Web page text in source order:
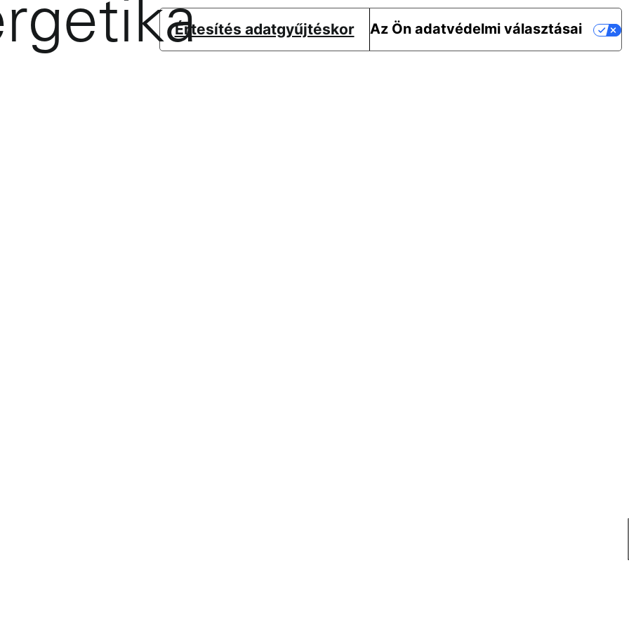
Értesítés adatgyűjtéskor Az Ön adatvédelmi választásai